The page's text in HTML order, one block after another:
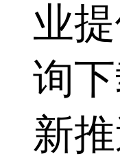
业
询
新